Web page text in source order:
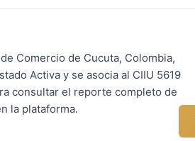
Comercio de Cucuta, Colombia,
Activa y se asocia al CIIU 5619
consultar el reporte completo de
la plataforma.